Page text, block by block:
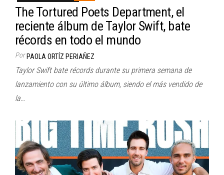
The Tortured Poets Department, el
reciente álbum de Taylor Swift, bate
récords en todo el mundo
Por PAOLA ORTÍZ PERIAÑEZ
Taylor Swift bate récords durante su primera semana de
lanzamiento con su último álbum, siendo el más vendido de
la…